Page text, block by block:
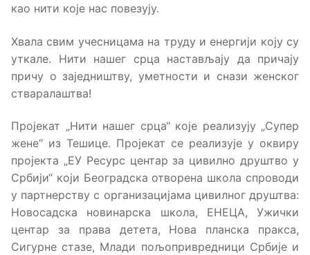
као нити које нас повезују.
Хвала свим учесницама на труду и енергији коју су
уткале. Нити нашег срца настављају да причају
причу о заједништву, уметности и снази женског
стваралаштва!
Пројекат „Нити нашег срца“ које реализују „Супер
жене“ из Тешице. Пројекат се реализује у оквиру
пројекта „ЕУ Ресурс центар за цивилно друштво у
Србији“ који Београдска отворена школа спроводи
у партнерству с организацијама цивилног друштва:
Новосадска новинарска школа, ЕНЕЦА, Ужички
центар за права детета, Нова планска пракса,
Сигурне стазе, Млади пољопривредници Србије и